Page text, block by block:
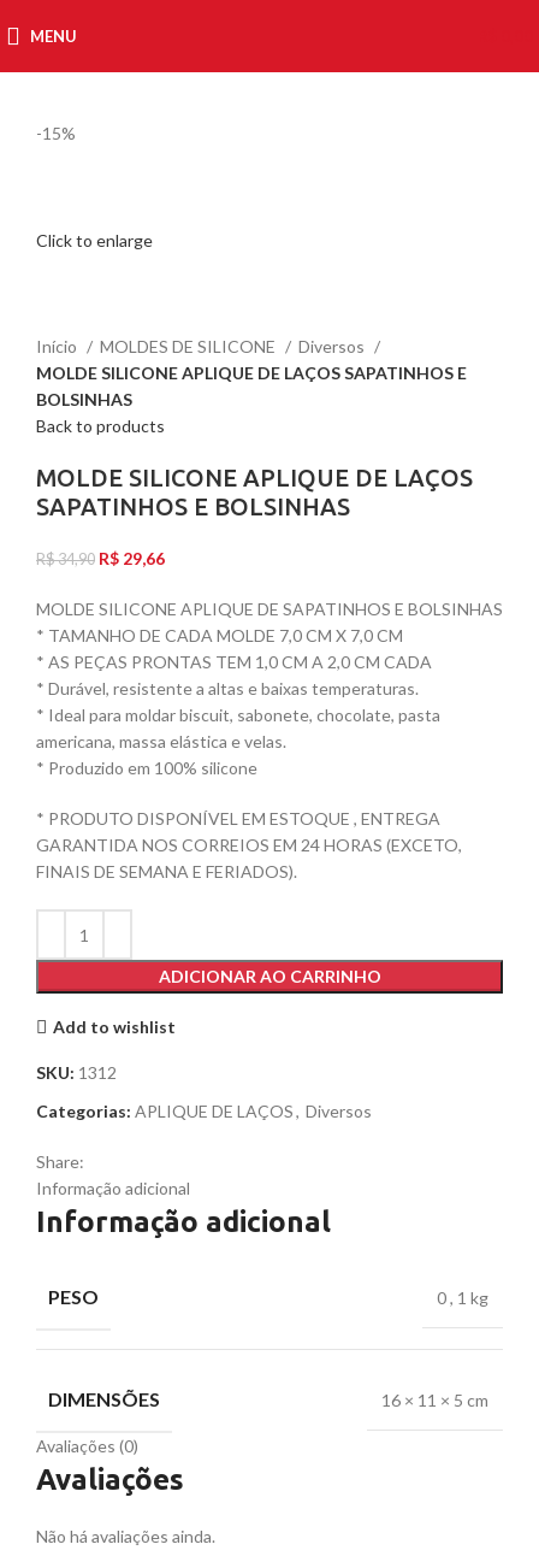
MENU
-15%
Click to enlarge
Início MOLDES DE SILICONE
Diversos
MOLDE SILICONE APLIQUE DE LAÇOS SAPATINHOS E
BOLSINHAS
Back to products
MOLDE SILICONE APLIQUE DE LAÇOS
SAPATINHOS E BOLSINHAS
R$34,90 R$ 29,66
MOLDE SILICONE APLIQUE DE SAPATINHOS E BOLSINHAS
* TAMANHO DE CADA MOLDE 7,0 CM X 7,0 CM
* AS PEÇAS PRONTAS TEM 1,0 CM A 2,0 CM CADA
* Durável, resistente a altas e baixas temperaturas.
* Ideal para moldar biscuit, sabonete, chocolate, pasta
americana, massa elástica e velas.
* Produzido em 100% silicone
* PRODUTO DISPONÍVEL EM ESTOQUE , ENTREGA
GARANTIDA NOS CORREIOS EM 24 HORAS (EXCETO,
FINAIS DE SEMANA E FERIADOS).
ADICIONAR AO CARRINHO
Add to wishlist
SKU: 1312
Categorias: APLIQUE DE LAÇOS, Diversos
Share:
Informação adicional
Informação adicional
PESO 0, 1 kg
DIMENSÕES 16 × 11 × 5 cm
Avaliações (0)
Avaliações
Não há avaliações ainda.